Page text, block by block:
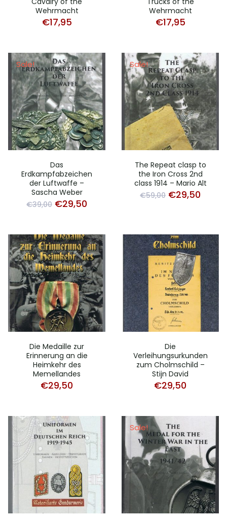
Wehrmacht
€17,95
Wehrmacht
€17,95
Sale!
Das
Erdkampfabzeichen
der Luftwaffe –
Sascha Weber
€39,00 Original
€39,00.
€29,50
€29,50.
Sale!
The Repeat clasp to
the Iron Cross 2nd
class 1914 – Mario Alt
€59,00 Original
€59,00.
€29,50
Die Medaille zur
Erinnerung an die
Heimkehr des
Memellandes
€29,50
Die
Verleihungsurkunden
zum Cholmschild –
Stijn David
€29,50
Sale!